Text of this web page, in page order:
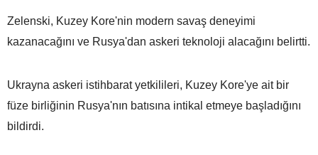
Zelenski, Kuzey Kore'nin modern savaş deneyimi
kazanacağını ve Rusya'dan askeri teknoloji alacağını belirtti.
Ukrayna askeri istihbarat yetkilileri, Kuzey Kore'ye ait bir
füze birliğinin Rusya'nın batısına intikal etmeye başladığını
bildirdi.